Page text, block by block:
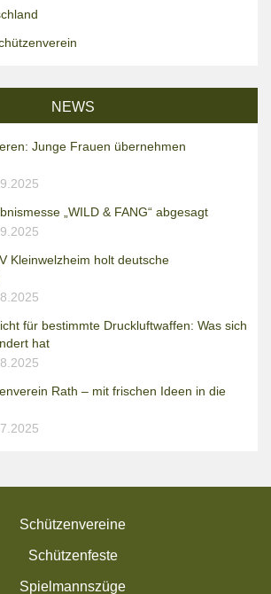
NEWS
Junge Frauen übernehmen
„WILD & FANG“ abgesagt
Kleinwelzheim holt deutsche
für bestimmte Druckluftwaffen: Was sich
hat
Rath – mit frischen Ideen in die
Schützenvereine
Schützenfeste
Spielmannszüge